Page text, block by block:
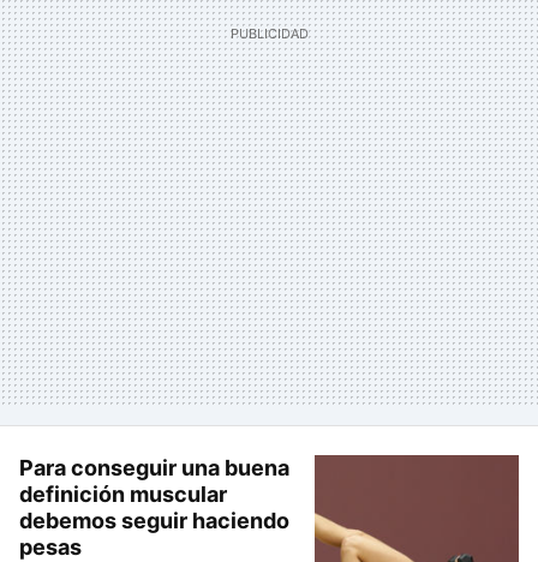
Para conseguir una buena
definición muscular
debemos seguir haciendo
pesas